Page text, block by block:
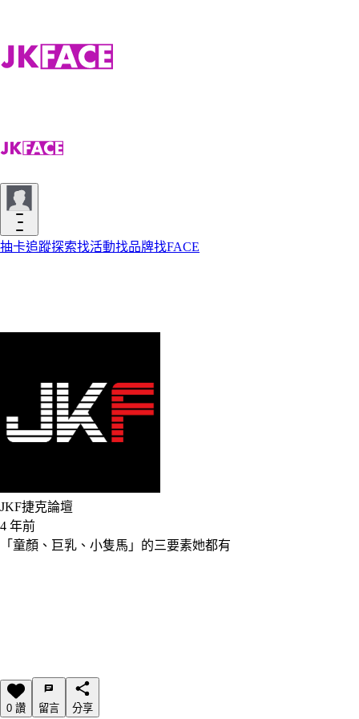
抽卡追蹤探索找活動找品牌找FACE
JKF捷克論壇
4 年前
「童顏、巨乳、小隻馬」的三要素她都有
0 讚 留言 分享